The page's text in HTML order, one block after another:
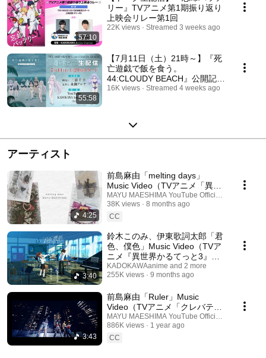
57:10
リー』TVアニメ第1期振り返り
上映会リレー第1回
22K views Streamed 3 weeks ago
55:58
【7月11日（土）21時～】『死
亡遊戯で飯を食う。
44:CLOUDY BEACH』公開記念
生配信
16K views Streamed 4 weeks ago
アーティスト
4:25
前島麻由「melting days」
Music Video（TVアニメ「異世
界かるてっと3」挿入歌）
MAYU MAESHIMA YouTube Official Channel
38K views
8 months ago
CC
3:40
鈴木このみ、伊東歌詞太郎「君
色、僕色」Music Video（TVア
ニメ『異世界かるてっと3』エ
ンディングテーマ）
KADOKAWAanime and 2 more
255K views
9 months ago
3:43
前島麻由「Ruler」Music
Video（TVアニメ「クレバテス-
魔獣の王と赤子と屍の勇者-」
オープニング主題歌）
MAYU MAESHIMA YouTube Official Channel
886K views
1 year ago
CC